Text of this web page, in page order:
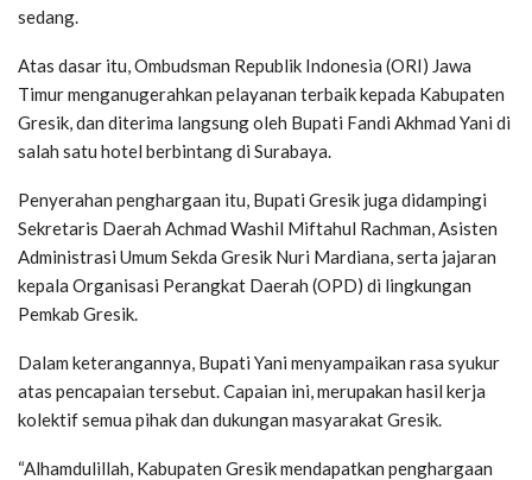
sedang.
Atas dasar itu, Ombudsman Republik Indonesia (ORI) Jawa
Timur menganugerahkan pelayanan terbaik kepada Kabupaten
Gresik, dan diterima langsung oleh Bupati Fandi Akhmad Yani di
salah satu hotel berbintang di Surabaya.
Penyerahan penghargaan itu, Bupati Gresik juga didampingi
Sekretaris Daerah Achmad Washil Miftahul Rachman, Asisten
Administrasi Umum Sekda Gresik Nuri Mardiana, serta jajaran
kepala Organisasi Perangkat Daerah (OPD) di lingkungan
Pemkab Gresik.
Dalam keterangannya, Bupati Yani menyampaikan rasa syukur
atas pencapaian tersebut. Capaian ini, merupakan hasil kerja
kolektif semua pihak dan dukungan masyarakat Gresik.
“Alhamdulillah, Kabupaten Gresik mendapatkan penghargaan